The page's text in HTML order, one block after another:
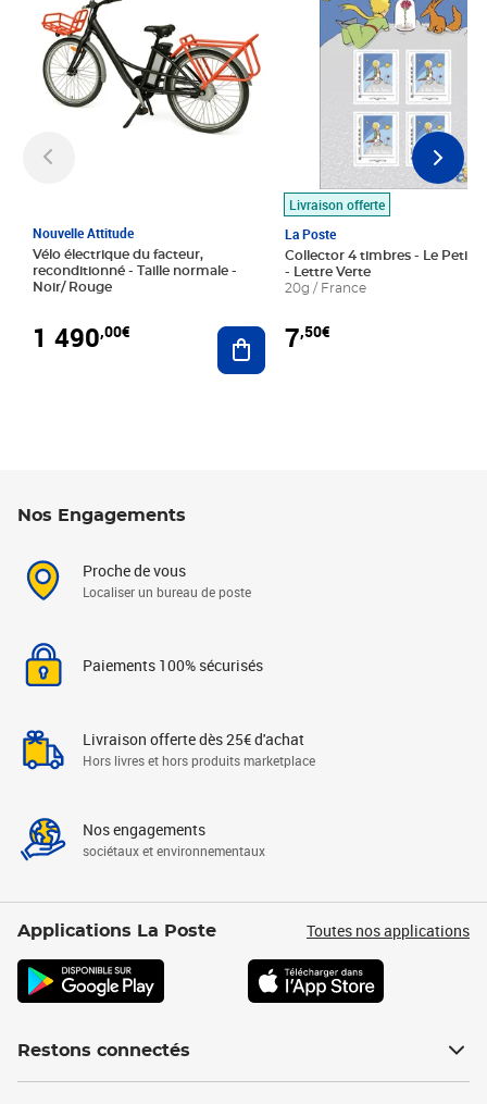
Nouvelle Attitude
Vélo électrique du facteur,
reconditionné - Taille normale -
Noir/ Rouge
1 490,00€ Ajouter au panier
Livraison offerte
La Poste
Collector 4 timbres - Le Petit
- Lettre Verte
20g / France
7,50€
Nos Engagements
Proche de vous
Localiser un bureau de poste
Paiements 100% sécurisés
Livraison offerte dès 25€ d'achat
Hors livres et hors produits marketplace
Nos engagements
sociétaux et environnementaux
Applications La Poste Toutes nos applications
Restons connectés